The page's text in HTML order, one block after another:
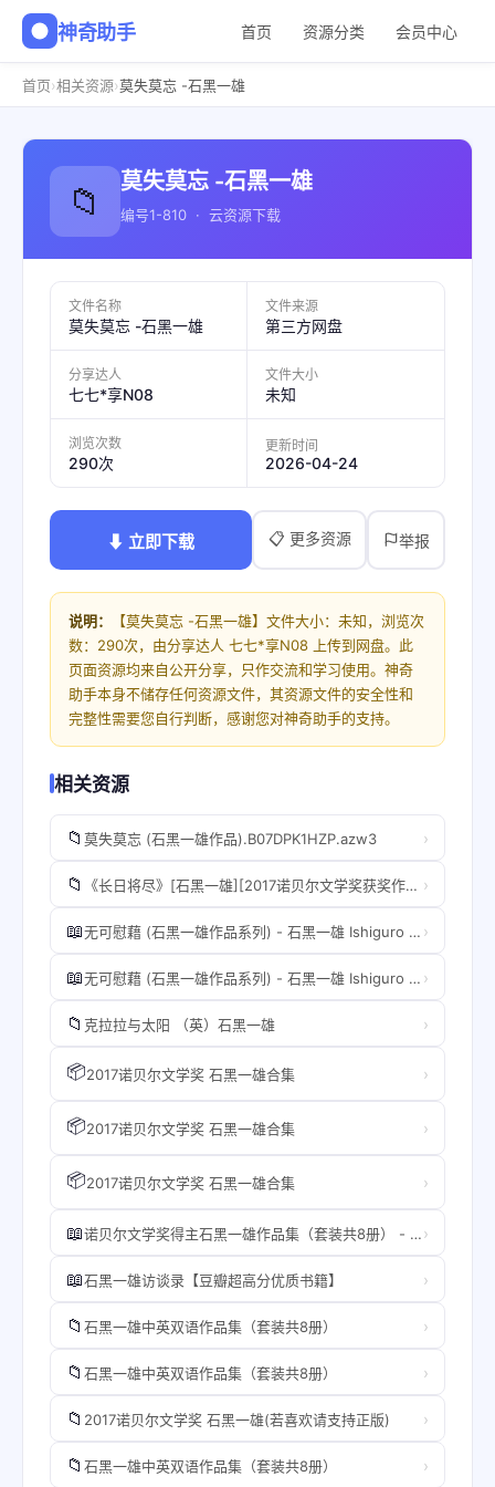
神奇助手 首页 资源分类 会员中心
首页›相关资源›莫失莫忘 -石黑一雄
📁 莫失莫忘 -石黑一雄
编号1-810 · 云资源下载
文件名称
莫失莫忘 -石黑一雄
文件来源
第三方网盘
分享达人
七七*享N08
文件大小
未知
浏览次数
290次
更新时间
2026-04-24
⬇ 立即下载 📋 更多资源 举报
说明：
【莫失莫忘 -石黑一雄】文件大小：未知，浏览次
数：290次，由分享达人 七七*享N08 上传到网盘。此
页面资源均来自公开分享，只作交流和学习使用。神奇
助手本身不储存任何资源文件，其资源文件的安全性和
完整性需要您自行判断，感谢您对神奇助手的支持。
相关资源
📁 莫失莫忘 (石黑一雄作品).B07DPK1HZP.azw3 ›
📁 《长日将尽》[石黑一雄][2017诺贝尔文学奖获奖作者] ›
📖 无可慰藉 (石黑一雄作品系列) - 石黑一雄 Ishiguro Kazuo.mobi ›
📖 无可慰藉 (石黑一雄作品系列) - 石黑一雄 Ishiguro Kazuo (1).mobi ›
📁 克拉拉与太阳 （英）石黑一雄 ›
📦2017诺贝尔文学奖 石黑一雄合集 ›
📦2017诺贝尔文学奖 石黑一雄合集 ›
📦2017诺贝尔文学奖 石黑一雄合集 ›
📖 诺贝尔文学奖得主石黑一雄作品集（套装共8册） - 石黑一雄 (Ishiguro Kazuo).mobi›
📖石黑一雄访谈录【豆瓣超高分优质书籍】 ›
📁 石黑一雄中英双语作品集（套装共8册） ›
📁 石黑一雄中英双语作品集（套装共8册） ›
📁 2017诺贝尔文学奖 石黑一雄(若喜欢请支持正版) ›
📁 石黑一雄中英双语作品集（套装共8册） ›